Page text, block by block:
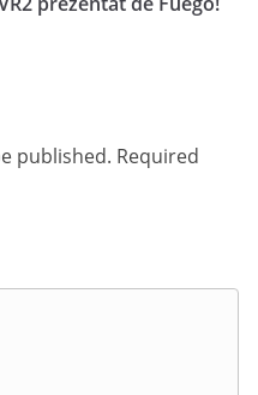
published. Required